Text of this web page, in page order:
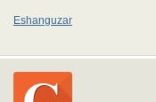
Eshanguzar